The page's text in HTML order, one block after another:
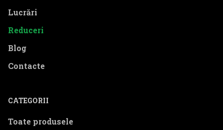
Lucrări
Reduceri
Blog
Contacte
CATEGORII
Toate produsele